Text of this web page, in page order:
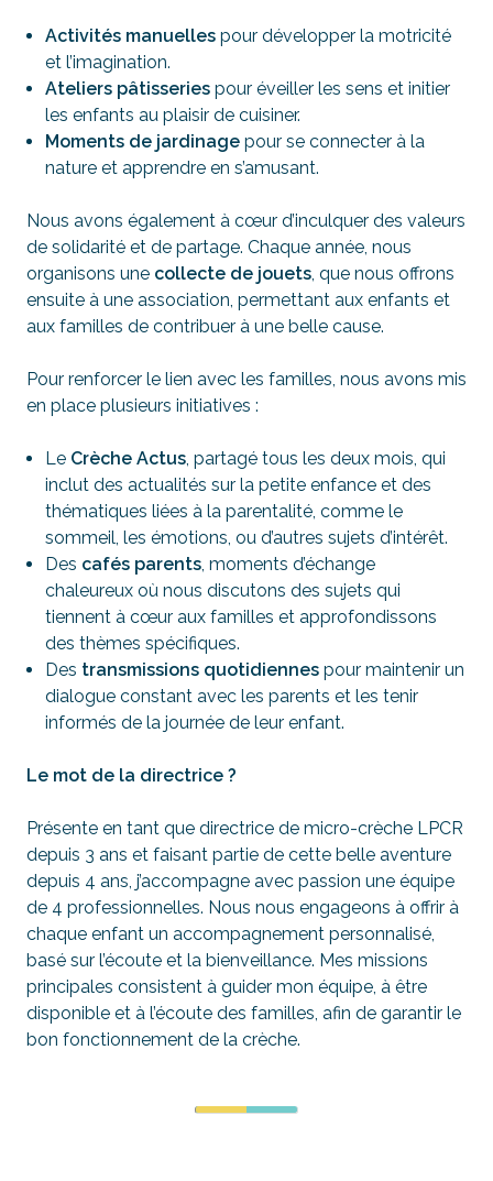
Activités manuelles pour développer la motricité
et l’imagination.
Ateliers pâtisseries pour éveiller les sens et initier
les enfants au plaisir de cuisiner.
Moments de jardinage pour se connecter à la
nature et apprendre en s’amusant.
Nous avons également à cœur d’inculquer des valeurs
de solidarité et de partage. Chaque année, nous
organisons une collecte de jouets, que nous offrons
ensuite à une association, permettant aux enfants et
aux familles de contribuer à une belle cause.
Pour renforcer le lien avec les familles, nous avons mis
en place plusieurs initiatives :
Le Crèche Actus, partagé tous les deux mois, qui
inclut des actualités sur la petite enfance et des
thématiques liées à la parentalité, comme le
sommeil, les émotions, ou d’autres sujets d’intérêt.
Des cafés parents, moments d’échange
chaleureux où nous discutons des sujets qui
tiennent à cœur aux familles et approfondissons
des thèmes spécifiques.
Des transmissions quotidiennes pour maintenir un
dialogue constant avec les parents et les tenir
informés de la journée de leur enfant.
Le mot de la directrice ?
Présente en tant que directrice de micro-crèche LPCR
depuis 3 ans et faisant partie de cette belle aventure
depuis 4 ans, j’accompagne avec passion une équipe
de 4 professionnelles. Nous nous engageons à offrir à
chaque enfant un accompagnement personnalisé,
basé sur l’écoute et la bienveillance. Mes missions
principales consistent à guider mon équipe, à être
disponible et à l’écoute des familles, afin de garantir le
bon fonctionnement de la crèche.